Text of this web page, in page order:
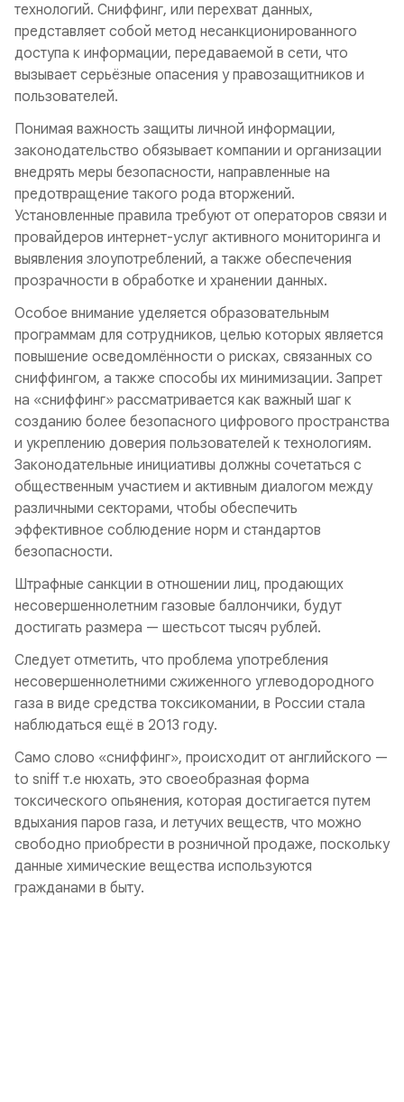
технологий. Сниффинг, или перехват данных,
представляет собой метод несанкционированного
доступа к информации, передаваемой в сети, что
вызывает серьёзные опасения у правозащитников и
пользователей.
Понимая важность защиты личной информации,
законодательство обязывает компании и организации
внедрять меры безопасности, направленные на
предотвращение такого рода вторжений.
Установленные правила требуют от операторов связи и
провайдеров интернет-услуг активного мониторинга и
выявления злоупотреблений, а также обеспечения
прозрачности в обработке и хранении данных.
Особое внимание уделяется образовательным
программам для сотрудников, целью которых является
повышение осведомлённости о рисках, связанных со
сниффингом, а также способы их минимизации. Запрет
на «сниффинг» рассматривается как важный шаг к
созданию более безопасного цифрового пространства
и укреплению доверия пользователей к технологиям.
Законодательные инициативы должны сочетаться с
общественным участием и активным диалогом между
различными секторами, чтобы обеспечить
эффективное соблюдение норм и стандартов
безопасности.
Штрафные санкции в отношении лиц, продающих
несовершеннолетним газовые баллончики, будут
достигать размера — шестьсот тысяч рублей.
Следует отметить, что проблема употребления
несовершеннолетними сжиженного углеводородного
газа в виде средства токсикомании, в России стала
наблюдаться ещё в 2013 году.
Само слово «сниффинг», происходит от английского —
to sniff т.е нюхать, это своеобразная форма
токсического опьянения, которая достигается путем
вдыхания паров газа, и летучих веществ, что можно
свободно приобрести в розничной продаже, поскольку
данные химические вещества используются
гражданами в быту.